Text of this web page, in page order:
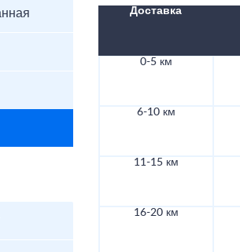
Доставка
0-5 км
6-10 км
11-15 км
16-20 км